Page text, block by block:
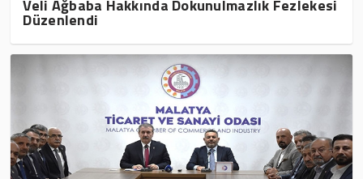
Veli Ağbaba Hakkında Dokunulmazlık Fezlekesi
Düzenlendi